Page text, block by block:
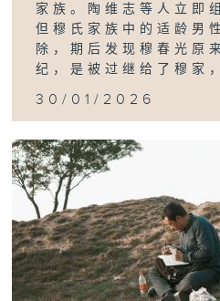
家族。陶维志等人立即
但穆氏家族中的适龄男
除，期后发现穆春光原
纪，是被过继给了穆家
30/01/2026